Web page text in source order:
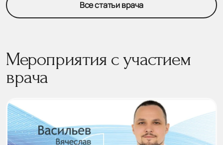
Все статьи врача
Мероприятия с участием
врача